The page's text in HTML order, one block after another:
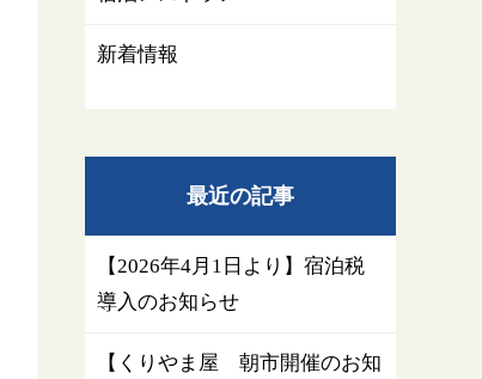
新着情報
最近の記事
【2026年4月1日より】宿泊税
導入のお知らせ
【くりやま屋 朝市開催のお知